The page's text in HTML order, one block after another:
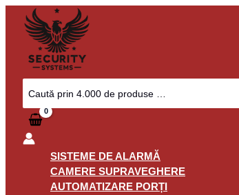
Skip
content
Search
for:
SISTEME DE ALARMĂ
CAMERE SUPRAVEGHERE
AUTOMATIZARE PORȚI
Camera
Supraveghere
Exterior
Dahua
HFW1500TH-
0360B-